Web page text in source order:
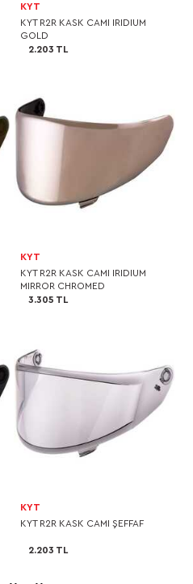
KYT
KYT R2R KASK CAMI IRIDIUM
GOLD
2.203 TL
KYT
KYT R2R KASK CAMI IRIDIUM
MIRROR CHROMED
3.305 TL
KYT
KYT R2R KASK CAMI ŞEFFAF
2.203 TL